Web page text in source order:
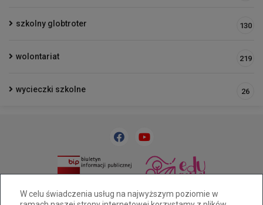
W celu świadczenia usług na najwyższym poziomie w
szkolny globtroter 130
wolontariat 219
wycieczki szkolne 26
33 818 31 84
sp32@cuw.bielsko-biala.pl